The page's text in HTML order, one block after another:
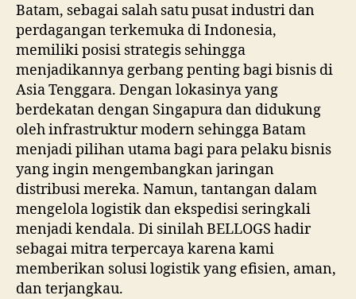
Batam, sebagai salah satu pusat industri dan
perdagangan terkemuka di Indonesia,
memiliki posisi strategis sehingga
menjadikannya gerbang penting bagi bisnis di
Asia Tenggara. Dengan lokasinya yang
berdekatan dengan Singapura dan didukung
oleh infrastruktur modern sehingga Batam
menjadi pilihan utama bagi para pelaku bisnis
yang ingin mengembangkan jaringan
distribusi mereka. Namun, tantangan dalam
mengelola logistik dan ekspedisi seringkali
menjadi kendala. Di sinilah BELLOGS hadir
sebagai mitra terpercaya karena kami
memberikan solusi logistik yang efisien, aman,
dan terjangkau.